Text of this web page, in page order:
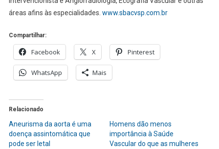
áreas afins às especialidades. www.sbacvsp.com.br
Compartilhar:
Facebook X Pinterest
WhatsApp Mais
Relacionado
Aneurisma da aorta é uma
doença assintomática que
pode ser letal
Homens dão menos
importância à Saúde
Vascular do que as mulheres